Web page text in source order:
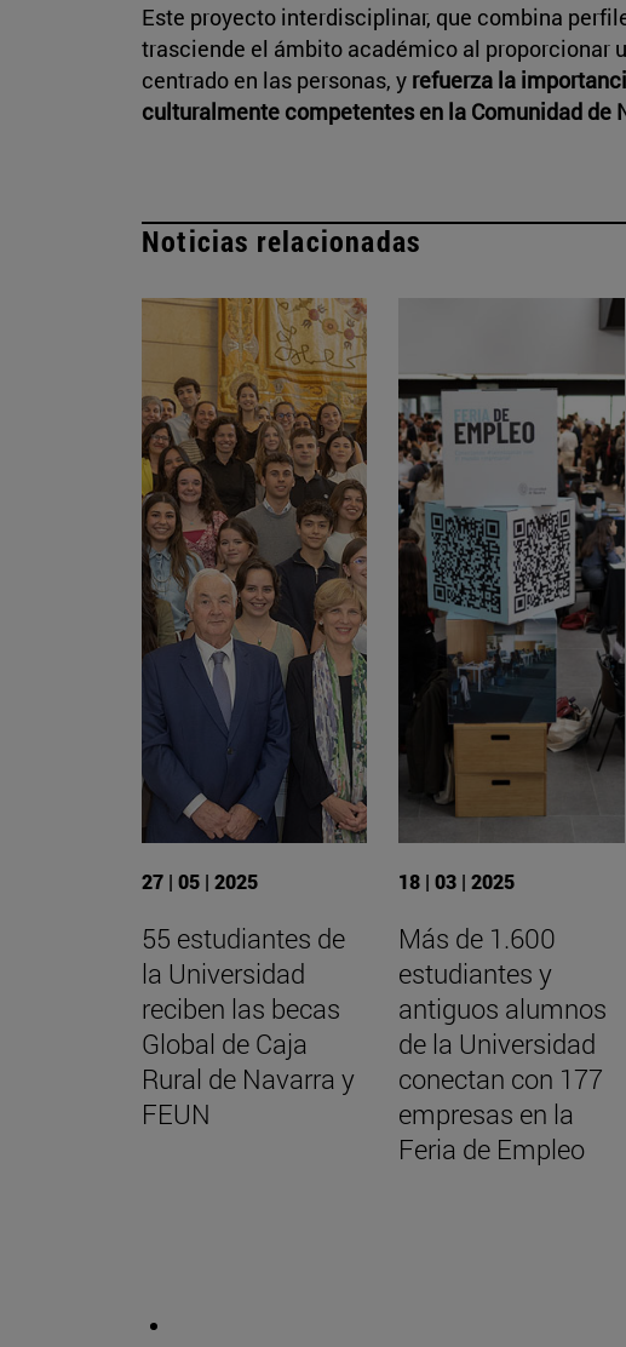
Este proyecto interdisciplinar, que combina
trasciende el ámbito académico al proporcionar
centrado en las personas, y refuerza la
culturalmente competentes en la Comunidad de
Noticias relacionadas
27 | 05 | 2025
55 estudiantes de
la Universidad
reciben las becas
Global de Caja
Rural de Navarra y
FEUN
18 | 03 | 2025
Más de 1.600
estudiantes y
antiguos alumnos
de la Universidad
conectan con 177
empresas en la
Feria de Empleo